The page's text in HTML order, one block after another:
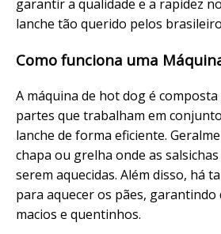
garantir a qualidade e a rapidez
lanche tão querido pelos
Como funciona uma
A máquina de hot dog é
partes que trabalham em
lanche de forma eficiente.
chapa ou grelha onde as
serem aquecidas. Além disso, há
para aquecer os pães, garantindo
macios e quentinhos.